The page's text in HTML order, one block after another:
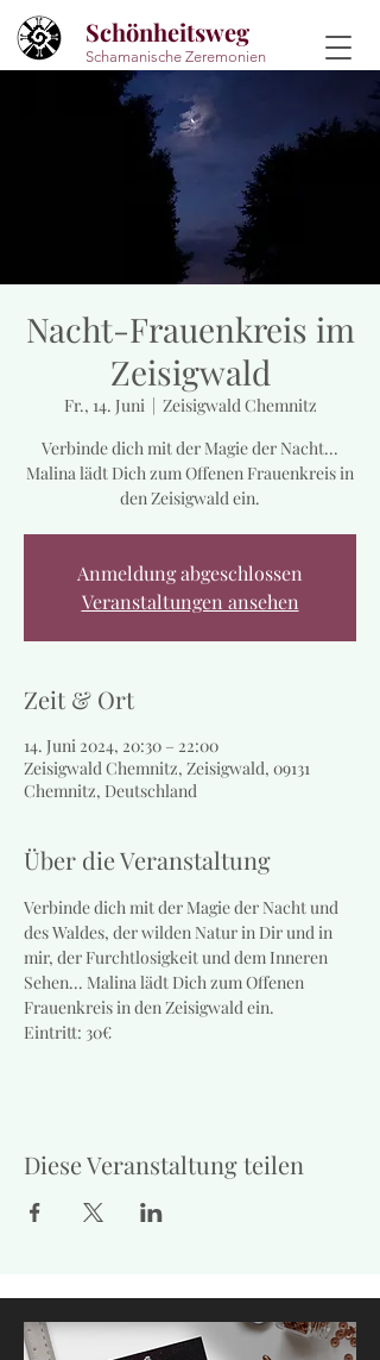
Schönheitsweg
Schamanische Zeremonien
Nacht-Frauenkreis im
Zeisigwald
Fr., 14. Juni
  |
Zeisigwald Chemnitz
Verbinde dich mit der Magie der Nacht...
Malina lädt Dich zum Offenen Frauenkreis in
den Zeisigwald ein.
Anmeldung abgeschlossen
Veranstaltungen ansehen
Zeit & Ort
14. Juni 2024, 20:30 – 22:00
Zeisigwald Chemnitz, Zeisigwald, 09131
Chemnitz, Deutschland
Über die Veranstaltung
Verbinde dich mit der Magie der Nacht und
des Waldes, der wilden Natur in Dir und in
mir, der Furchtlosigkeit und dem Inneren
Sehen... Malina lädt Dich zum Offenen
Frauenkreis in den Zeisigwald ein.
Eintritt: 30€
Diese Veranstaltung teilen